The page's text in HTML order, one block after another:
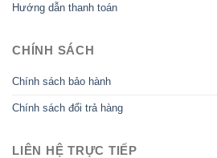
Hướng dẫn thanh toán
CHÍNH SÁCH
Chính sách bảo hành
Chính sách đổi trả hàng
LIÊN HỆ TRỰC TIẾP